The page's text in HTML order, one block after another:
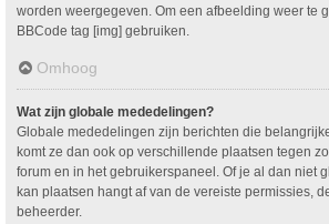
worden weergegeven. Om een afbeelding weer te
BBCode tag [img] gebruiken.
Omhoog
Wat zijn globale mededelingen?
Globale mededelingen zijn berichten die
komt ze dan ook op verschillende plaatsen tegen
forum en in het gebruikerspaneel. Of je al dan niet
kan plaatsen hangt af van de vereiste permissies,
beheerder.